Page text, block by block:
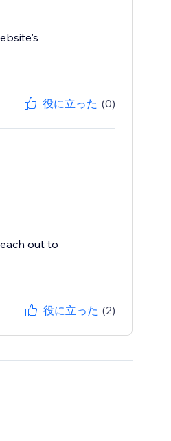
役に立った (0)
out to
役に立った (2)